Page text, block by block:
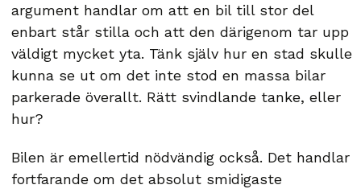
argument handlar om att en bil till stor del
enbart står stilla och att den därigenom tar upp
väldigt mycket yta. Tänk själv hur en stad skulle
kunna se ut om det inte stod en massa bilar
parkerade överallt. Rätt svindlande tanke, eller
hur?
Bilen är emellertid nödvändig också. Det handlar
fortfarande om det absolut smidigaste